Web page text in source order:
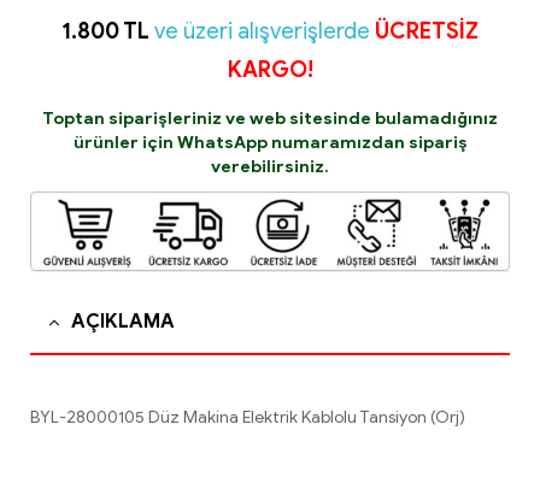
1.800 TL ve üzeri alışverişlerde ÜCRETSİZ
KARGO!
Toptan siparişleriniz ve web sitesinde bulamadığınız
ürünler için WhatsApp numaramızdan sipariş
verebilirsiniz.
AÇIKLAMA
BYL-28000105 Düz Makina Elektrik Kablolu Tansiyon (Orj)